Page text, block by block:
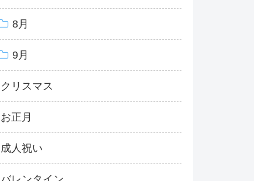
8月
9月
クリスマス
お正月
成人祝い